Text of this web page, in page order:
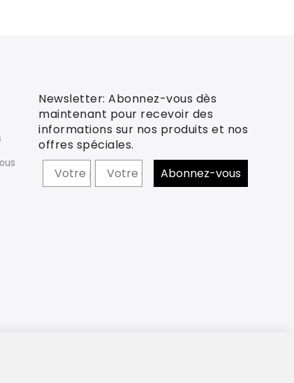
Newsletter: Abonnez-vous dès
maintenant pour recevoir des
informations sur nos produits et nos
offres spéciales.
Prénom
Abonnez-vous